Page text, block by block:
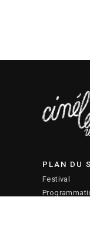
PLAN DU
Festival